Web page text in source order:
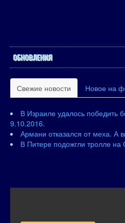
ОБНОВЛЕНИЯ
Свежие новости Новое на
В Израиле удалось победить
9.10.2016.
Армани отказался от меха. А
В Питере подожгли тролле